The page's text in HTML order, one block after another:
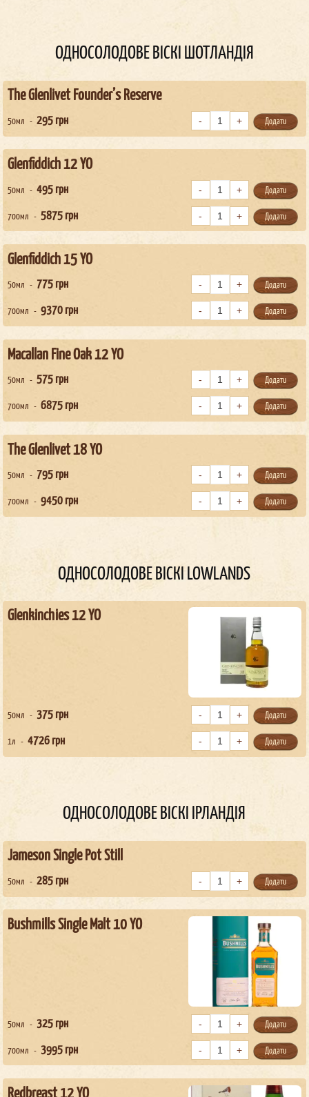
ОДНОСОЛОДОВЕ ВІСКІ ШОТЛАНДІЯ
The Glenlivet Founder’s Reserve
50мл 295 грн Додати
Glenfiddich 12 YO
50мл 495 грн Додати
700мл 5875 грн Додати
Glenfiddich 15 YO
50мл 775 грн Додати
700мл 9370 грн Додати
Macallan Fine Oak 12 YO
50мл 575 грн Додати
700мл 6875 грн Додати
The Glenlivet 18 YO
50мл 795 грн Додати
700мл 9450 грн Додати
ОДНОСОЛОДОВЕ ВІСКІ LOWLANDS
Glenkinchies 12 YO
50мл 375 грн Додати
1л 4726 грн Додати
ОДНОСОЛОДОВЕ ВІСКІ ІРЛАНДІЯ
Jameson Single Pot Still
50мл 285 грн Додати
Bushmills Single Malt 10 YO
50мл 325 грн Додати
700мл 3995 грн Додати